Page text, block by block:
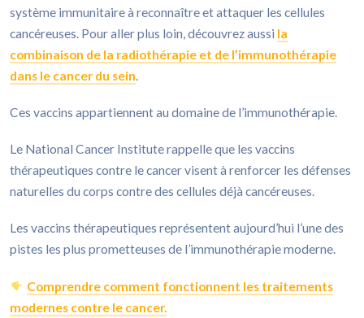
système immunitaire à reconnaître et attaquer les cellules
cancéreuses. Pour aller plus loin, découvrez aussi la
combinaison de la radiothérapie et de l’immunothérapie
dans le cancer du sein.
Ces vaccins appartiennent au domaine de l’immunothérapie.
Le National Cancer Institute rappelle que les vaccins
thérapeutiques contre le cancer visent à renforcer les défenses
naturelles du corps contre des cellules déjà cancéreuses.
Les vaccins thérapeutiques représentent aujourd’hui l’une des
pistes les plus prometteuses de l’immunothérapie moderne.
Comprendre comment fonctionnent les traitements
modernes contre le cancer.